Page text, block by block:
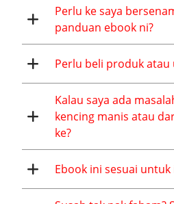
Perlu ke saya
panduan ebook ni?
Perlu beli produk atau
Kalau saya ada
kencing manis atau
ke?
Ebook ini sesuai